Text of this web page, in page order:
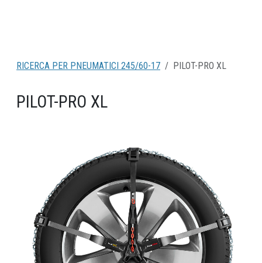
RICERCA PER PNEUMATICI 245/60-17 PILOT-PRO XL
PILOT-PRO XL